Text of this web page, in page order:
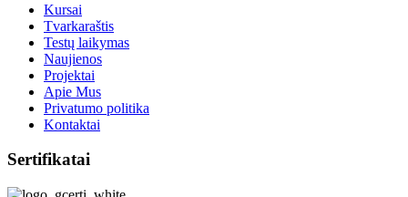
Kursai
Tvarkaraštis
Testų laikymas
Naujienos
Projektai
Apie Mus
Privatumo politika
Kontaktai
Sertifikatai